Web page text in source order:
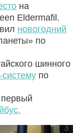
на
Eldermafil.
новогодний
по
шинного
по